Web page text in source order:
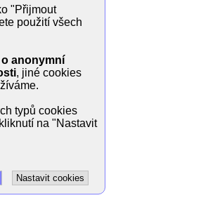
"Přijmout
použití všech
anonymní
, jiné cookies
typů cookies
na "Nastavit
Nastavit cookies